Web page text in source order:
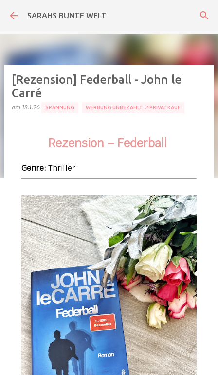
Direkt zum Hauptbereich
SARAHS BUNTE WELT
[Rezension] Federball - John le
Carré
am 18.1.26 SPANNUNG WERBUNG UNBEZAHLT 📍PRIVATKAUF
Rezension – Federball
Genre: Thriller